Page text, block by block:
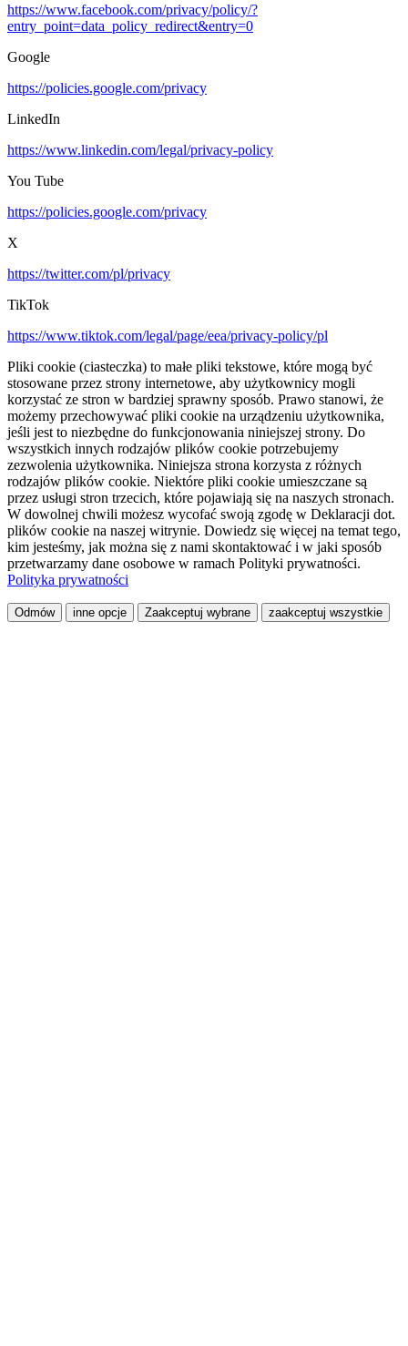
https://www.facebook.com/privacy/policy/?
entry_point=data_policy_redirect&entry=0
Google
https://policies.google.com/privacy
LinkedIn
https://www.linkedin.com/legal/privacy-policy
You Tube
https://policies.google.com/privacy
X
https://twitter.com/pl/privacy
TikTok
https://www.tiktok.com/legal/page/eea/privacy-policy/pl
Pliki cookie (ciasteczka) to małe pliki tekstowe, które mogą być
stosowane przez strony internetowe, aby użytkownicy mogli
korzystać ze stron w bardziej sprawny sposób. Prawo stanowi, że
możemy przechowywać pliki cookie na urządzeniu użytkownika,
jeśli jest to niezbędne do funkcjonowania niniejszej strony. Do
wszystkich innych rodzajów plików cookie potrzebujemy
zezwolenia użytkownika. Niniejsza strona korzysta z różnych
rodzajów plików cookie. Niektóre pliki cookie umieszczane są
przez usługi stron trzecich, które pojawiają się na naszych stronach.
W dowolnej chwili możesz wycofać swoją zgodę w Deklaracji dot.
plików cookie na naszej witrynie. Dowiedz się więcej na temat tego,
kim jesteśmy, jak można się z nami skontaktować i w jaki sposób
przetwarzamy dane osobowe w ramach Polityki prywatności.
Polityka prywatności
Odmów inne opcje Zaakceptuj wybrane zaakceptuj wszystkie